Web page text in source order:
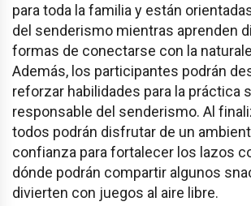
para toda la familia y están
del senderismo mientras aprenden
formas de conectarse con la
Además, los participantes podrán
reforzar habilidades para la práctica
responsable del senderismo. Al
todos podrán disfrutar de un
confianza para fortalecer los lazos
dónde podrán compartir algunos
divierten con juegos al aire libre.